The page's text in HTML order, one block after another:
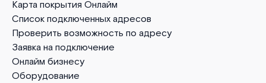
Карта покрытия Онлайм
Список подключенных адресов
Проверить возможность по адресу
Заявка на подключение
Онлайм бизнесу
Оборудование